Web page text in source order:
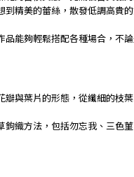
到精美的蕾絲，散發低調高貴的
能夠輕鬆搭配各種場合，不
與葉片的形態，從纖細的枝
鉤織方法，包括勿忘我、三色